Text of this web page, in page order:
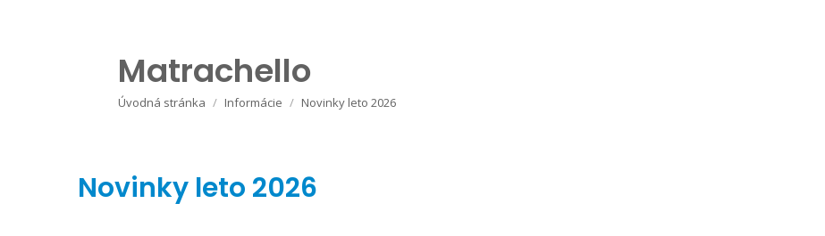
Matrachello
Úvodná stránka Informácie Novinky leto 2026
Novinky leto 2026